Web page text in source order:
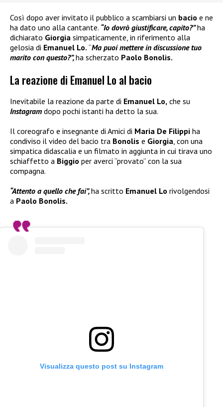
Così dopo aver invitato il pubblico a scambiarsi un bacio e ne
ha dato uno alla cantante. “Io dovrò giustificare, capito?”ha
dichiarato Giorgia simpaticamente, in riferimento alla
gelosia di Emanuel Lo. “Ma puoi mettere in discussione tuo
marito con questo?”,ha scherzato Paolo Bonolis.
La reazione di Emanuel Lo al bacio
Inevitabile la reazione da parte di Emanuel Lo, che su
Instagram dopo pochi istanti ha detto la sua.
Il coreografo e insegnante di Amici di Maria De Filippi ha
condiviso il video del bacio tra Bonolis e Giorgia, con una
simpatica didascalia e un filmato in aggiunta in cui tirava uno
schiaffetto a Biggio per averci “provato” con la sua
compagna.
“Attento a quello che fai”,ha scritto Emanuel Lo rivolgendosi
a Paolo Bonolis.
Visualizza questo post su Instagram